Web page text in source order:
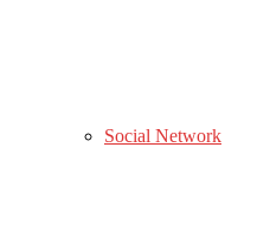
Social Network